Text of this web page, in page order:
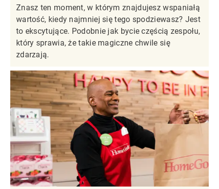
Znasz ten moment, w którym znajdujesz wspaniałą
wartość, kiedy najmniej się tego spodziewasz? Jest
to ekscytujące. Podobnie jak bycie częścią zespołu,
który sprawia, że takie magiczne chwile się
zdarzają.